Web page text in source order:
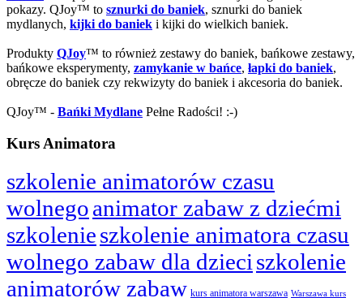
pokazy. QJoy™ to sznurki do baniek, sznurki do baniek
mydlanych, kijki do baniek i kijki do wielkich baniek.
Produkty QJoy™ to również zestawy do baniek, bańkowe zestawy,
bańkowe eksperymenty, zamykanie w bańce, łapki do baniek,
obręcze do baniek czy rekwizyty do baniek i akcesoria do baniek.
QJoy™ - Bańki Mydlane Pełne Radości! :-)
Kurs Animatora
szkolenie animatorów czasu
wolnegoanimator zabaw z dziećmi
szkolenieszkolenie animatora czasu
wolnego zabaw dla dzieci szkolenie
animatorów zabaw kurs animatora warszawa Warszawa kurs